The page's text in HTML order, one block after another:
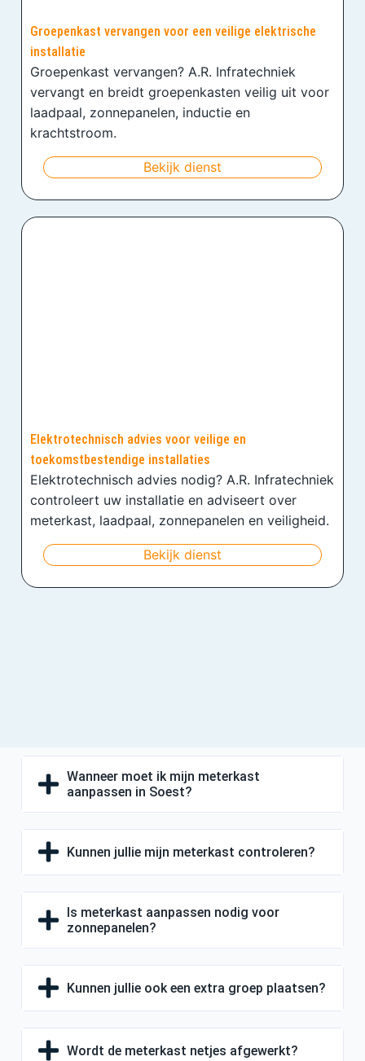
Groepenkast vervangen voor een veilige elektrische
installatie
Groepenkast vervangen? A.R. Infratechniek
vervangt en breidt groepenkasten veilig uit voor
laadpaal, zonnepanelen, inductie en
krachtstroom.
Bekijk dienst
Elektrotechnisch advies voor veilige en
toekomstbestendige installaties
Elektrotechnisch advies nodig? A.R. Infratechniek
controleert uw installatie en adviseert over
meterkast, laadpaal, zonnepanelen en veiligheid.
Bekijk dienst
Wanneer moet ik mijn meterkast
aanpassen in Soest?
Kunnen jullie mijn meterkast controleren?
Is meterkast aanpassen nodig voor
zonnepanelen?
Kunnen jullie ook een extra groep plaatsen?
Wordt de meterkast netjes afgewerkt?